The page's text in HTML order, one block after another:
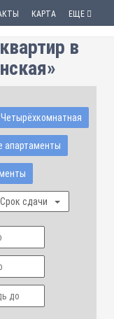
КАРТА ЕЩЕ
в
Четырёхкомнатная
апартаменты
Срок сдачи